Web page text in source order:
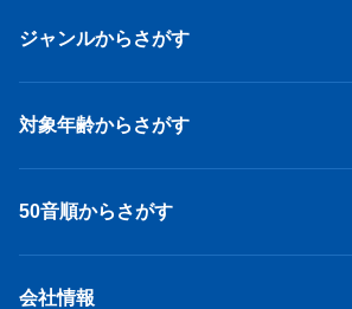
ジャンルからさがす
対象年齢からさがす
50音順からさがす
会社情報